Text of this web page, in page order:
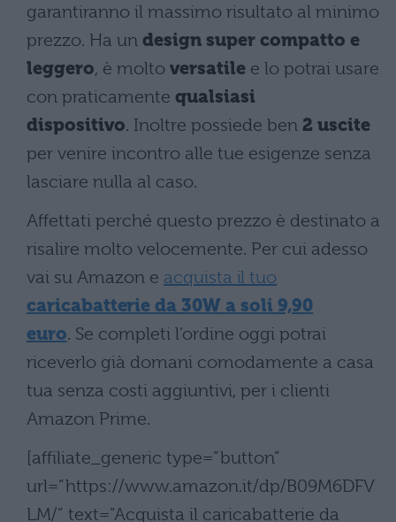
garantiranno il massimo risultato al minimo
prezzo. Ha un design super compatto e
leggero, è molto versatile e lo potrai usare
con praticamente qualsiasi
dispositivo. Inoltre possiede ben 2 uscite
per venire incontro alle tue esigenze senza
lasciare nulla al caso.
Affettati perché questo prezzo è destinato a
risalire molto velocemente. Per cui adesso
vai su Amazon e acquista il tuo
caricabatterie da 30W a soli 9,90
euro. Se completi l’ordine oggi potrai
riceverlo già domani comodamente a casa
tua senza costi aggiuntivi, per i clienti
Amazon Prime.
[affiliate_generic type=”button”
url=”https://www.amazon.it/dp/B09M6DFV
LM/” text=”Acquista il caricabatterie da